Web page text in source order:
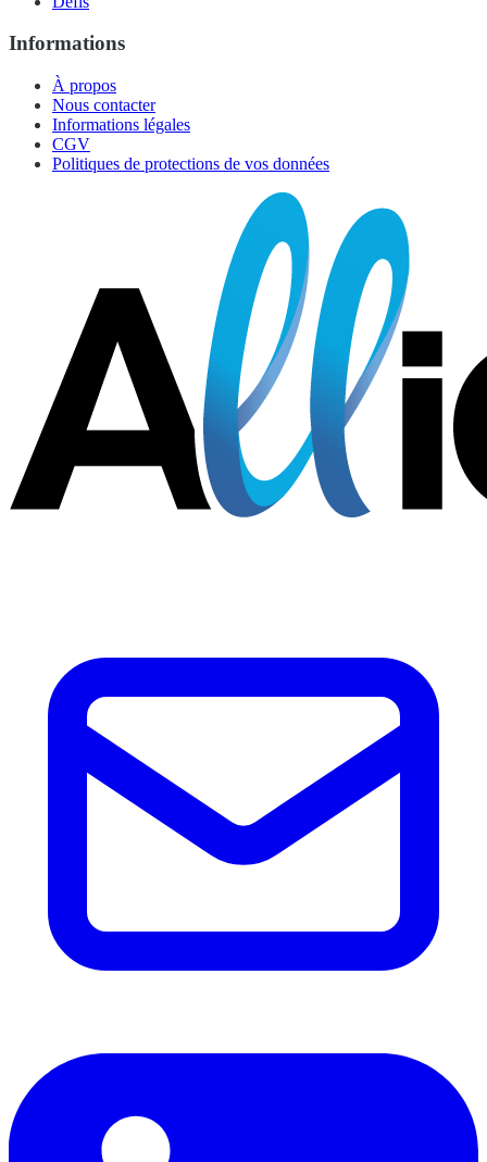
Informations
À propos
Nous contacter
Informations légales
CGV
Politiques de protections de vos données